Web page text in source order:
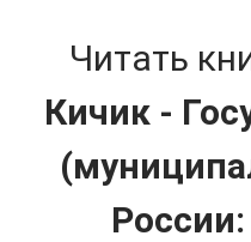
Читать
Кичик -